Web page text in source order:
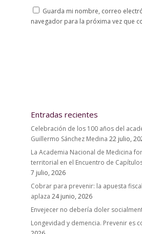
Guarda mi nombre, correo
navegador para la próxima vez que
Entradas recientes
Celebración de los 100 años del
Guillermo Sánchez Medina 22 julio,
La Academia Nacional de Medicina
territorial en el Encuentro de
7 julio, 2026
Cobrar para prevenir: la apuesta
aplaza 24 junio, 2026
Envejecer no debería doler
Longevidad y demencia. Prevenir es